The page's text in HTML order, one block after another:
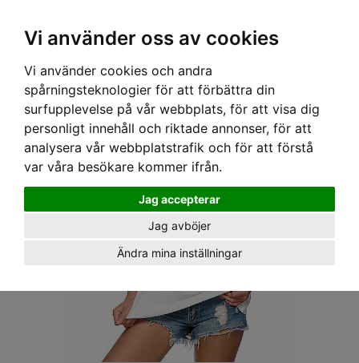
Vi använder oss av cookies
Vi använder cookies och andra
spårningsteknologier för att förbättra din
surfupplevelse på vår webbplats, för att visa dig
personligt innehåll och riktade annonser, för att
analysera vår webbplatstrafik och för att förstå
var våra besökare kommer ifrån.
Jag accepterar
Jag avböjer
Ändra mina inställningar
Hem› DAM›TOPPAR › VANS GIRLY LINNE - BOYFRIEND FIT OFF THE WALL